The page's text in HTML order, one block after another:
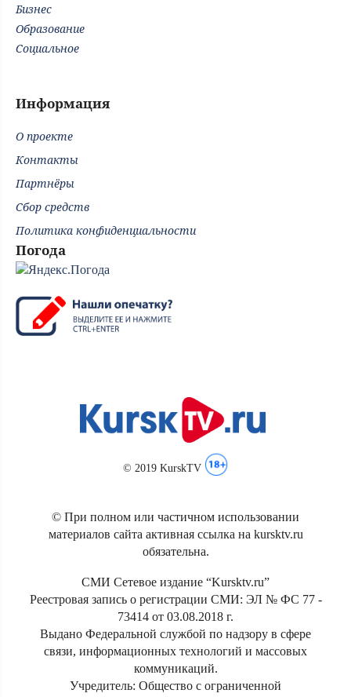
Бизнес
Образование
Социальное
Информация
О проекте
Контакты
Партнёры
Сбор средств
Политика конфиденциальности
Погода
© 2019 KurskTV
© При полном или частичном использовании
материалов сайта активная ссылка на kursktv.ru
обязательна.
СМИ Сетевое издание “Kursktv.ru”
Реестровая запись о регистрации СМИ: ЭЛ № ФС 77 -
73414 от 03.08.2018 г.
Выдано Федеральной службой по надзору в сфере
связи, информационных технологий и массовых
коммуникаций.
Учредитель: Общество с ограниченной